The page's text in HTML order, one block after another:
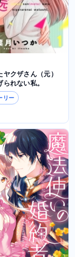
ヤクザさん（元）
れない私。
リー